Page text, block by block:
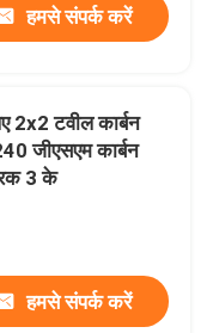
हमसे संपर्क करें
2x2 टवील कार्बन
जीएसएम कार्बन
3 के
हमसे संपर्क करें